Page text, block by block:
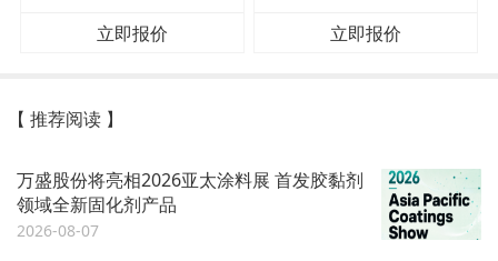
立即报价 立即报价
【 推荐阅读 】
万盛股份将亮相2026亚太涂料展 首发胶黏剂
领域全新固化剂产品
2026-08-07